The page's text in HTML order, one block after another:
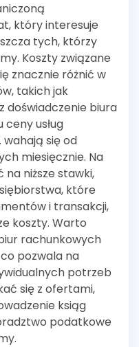
który interesuje
tych, którzy
Koszty związane
znacznie różnić w
takich jak
doświadczenie biura
usług
wahają się od
miesięcznie. Na
na niższe stawki,
które
i transakcji,
koszty. Warto
rachunkowych
pozwala na
potrzeb
się z ofertami,
ksiąg
podatkowe